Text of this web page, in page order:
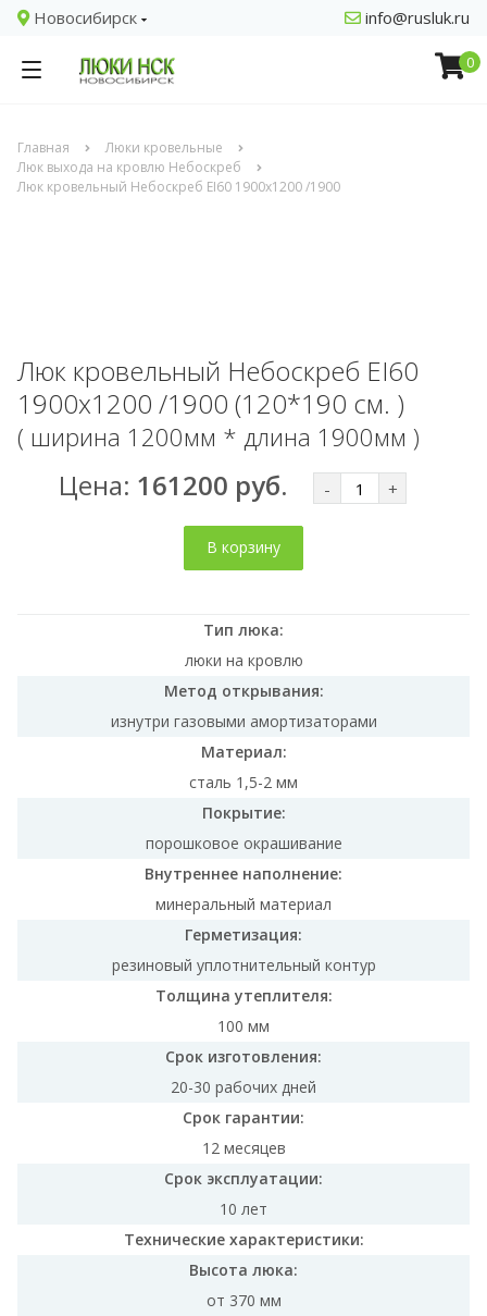
Новосибирск info@rusluk.ru
0
Главная
Люки кровельные
Люк выхода на кровлю Небоскреб
Люк кровельный Небоскреб EI60 1900x1200 /1900
Люк кровельный Небоскреб EI60
1900x1200 /1900 (120*190 см. )
( ширина 1200мм * длина 1900мм )
Цена: 161200 руб. - +
В корзину
Тип люка:
люки на кровлю
Метод открывания:
изнутри газовыми амортизаторами
Материал:
сталь 1,5-2 мм
Покрытие:
порошковое окрашивание
Внутреннее наполнение:
минеральный материал
Герметизация:
резиновый уплотнительный контур
Толщина утеплителя:
100 мм
Срок изготовления:
20-30 рабочих дней
Срок гарантии:
12 месяцев
Срок эксплуатации:
10 лет
Технические характеристики:
Высота люка:
от 370 мм